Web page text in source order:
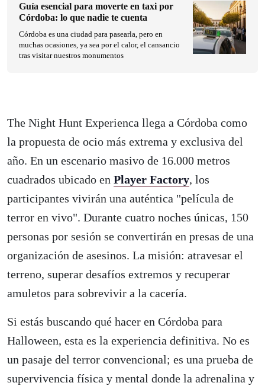
The Night Hunt Experienca llega a Córdoba como
la propuesta de ocio más extrema y exclusiva del
año. En un escenario masivo de 16.000 metros
cuadrados ubicado en Player Factory, los
participantes vivirán una auténtica "película de
terror en vivo". Durante cuatro noches únicas, 150
personas por sesión se convertirán en presas de una
organización de asesinos. La misión: atravesar el
terreno, superar desafíos extremos y recuperar
amuletos para sobrevivir a la cacería.
Si estás buscando qué hacer en Córdoba para
Halloween, esta es la experiencia definitiva. No es
un pasaje del terror convencional; es una prueba de
supervivencia física y mental donde la adrenalina y
Guía esencial para moverte en taxi por
Córdoba: lo que nadie te cuenta
Córdoba es una ciudad para pasearla, pero en
muchas ocasiones, ya sea por el calor, el cansancio
tras visitar nuestros monumentos